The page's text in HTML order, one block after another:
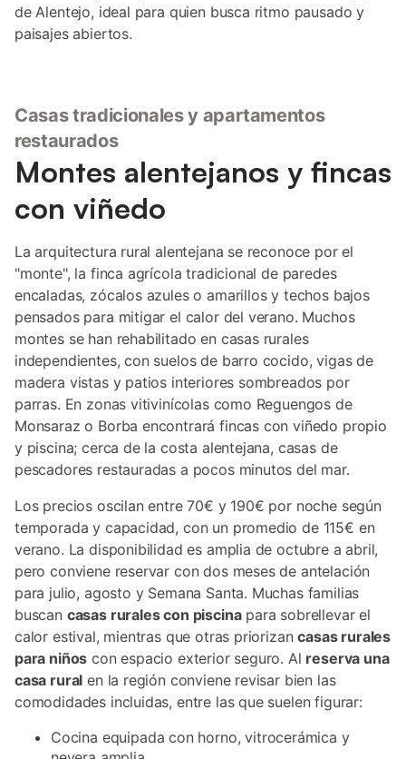
de Alentejo, ideal para quien busca ritmo pausado y
paisajes abiertos.
Casas tradicionales y apartamentos
restaurados
Montes alentejanos y fincas
con viñedo
La arquitectura rural alentejana se reconoce por el
"monte", la finca agrícola tradicional de paredes
encaladas, zócalos azules o amarillos y techos bajos
pensados para mitigar el calor del verano. Muchos
montes se han rehabilitado en casas rurales
independientes, con suelos de barro cocido, vigas de
madera vistas y patios interiores sombreados por
parras. En zonas vitivinícolas como Reguengos de
Monsaraz o Borba encontrará fincas con viñedo propio
y piscina; cerca de la costa alentejana, casas de
pescadores restauradas a pocos minutos del mar.
Los precios oscilan entre 70€ y 190€ por noche según
temporada y capacidad, con un promedio de 115€ en
verano. La disponibilidad es amplia de octubre a abril,
pero conviene reservar con dos meses de antelación
para julio, agosto y Semana Santa. Muchas familias
buscan casas rurales con piscinapara sobrellevar el
calor estival, mientras que otras priorizancasas rurales
para niños con espacio exterior seguro. Al reserva una
casa rural en la región conviene revisar bien las
comodidades incluidas, entre las que suelen figurar:
Cocina equipada con horno, vitrocerámica y